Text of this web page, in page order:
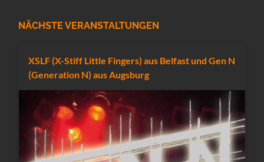
NÄCHSTE VERANSTALTUNGEN
XSLF (X-Stiff Little Fingers) aus Belfast und Gen N
(Generation N) aus Augsburg